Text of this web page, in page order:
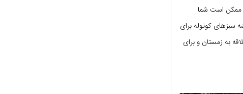
ممکن است شما
سبزهای کوتوله برای
به زمستان و برای